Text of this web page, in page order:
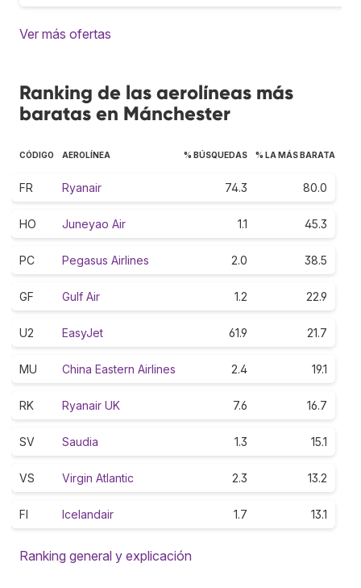
Ver más ofertas
Ranking de las aerolíneas más
baratas en Mánchester
CÓDIGO AEROLÍNEA % BÚSQUEDAS % LA MÁS BARATA
FR Ryanair 74.3 80.0
HO Juneyao Air 1.1 45.3
PC Pegasus Airlines 2.0 38.5
GF Gulf Air 1.2 22.9
U2 EasyJet 61.9 21.7
MU China Eastern Airlines 2.4 19.1
RK Ryanair UK 7.6 16.7
SV Saudia 1.3 15.1
VS Virgin Atlantic 2.3 13.2
FI Icelandair 1.7 13.1
Ranking general y explicación